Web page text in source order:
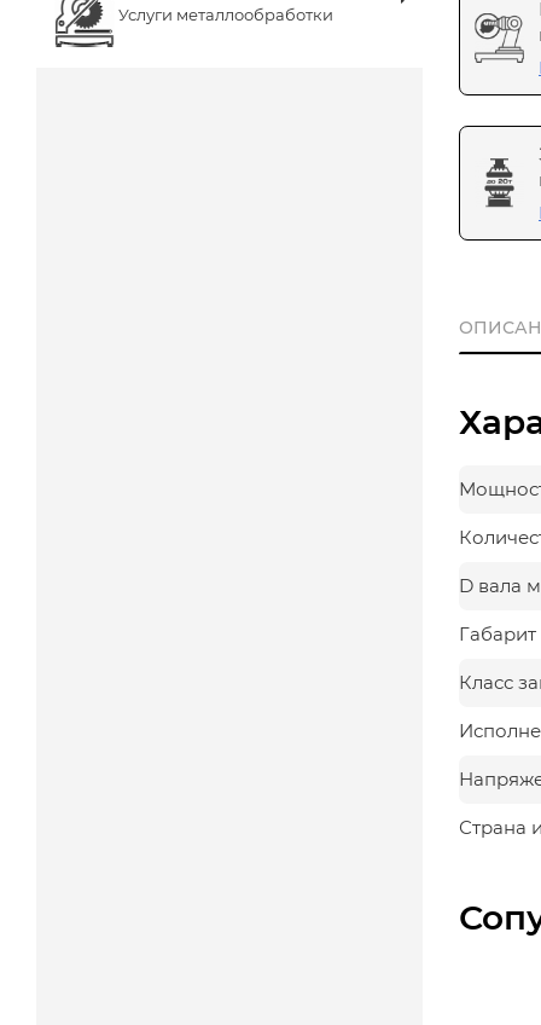
Услуги металлообработки
D вала
Габарит
Класс
Страна